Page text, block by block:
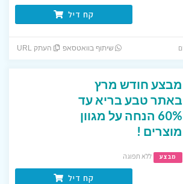
קח דיל
שיתוף בוואטסאפ העתק URL
מבצע חודש מרץ
באתר טבע בריא עד
60% הנחה על מגוון
מוצרים !
מבצע ללא תפוגה
קח דיל